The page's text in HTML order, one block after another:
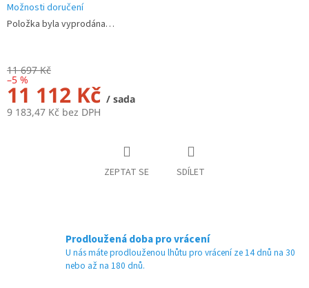
11 697 Kč
–5 %
11 112 Kč / sada
9 183,47 Kč bez DPH
Možnosti doručení
Položka byla vyprodána…
ZEPTAT SE SDÍLET
Prodloužená doba pro vrácení
U nás máte prodlouženou lhůtu pro vrácení ze 14 dnů na 30
nebo až na 180 dnů.